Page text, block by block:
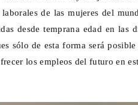
de las mujeres del
desde temprana edad en
sólo de esta forma será
los empleos del futuro en